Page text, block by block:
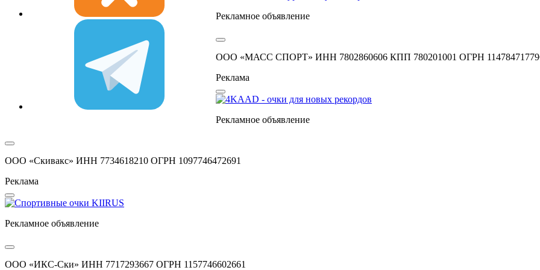
Рекламное объявление
ООО «МАСС СПОРТ» ИНН 7802860606 КПП 780201001 ОГРН
Реклама
Рекламное объявление
ООО «Скивакс» ИНН 7734618210 ОГРН 1097746472691
Реклама
Рекламное объявление
ООО «ИКС-Ски» ИНН 7717293667 ОГРН 1157746602661